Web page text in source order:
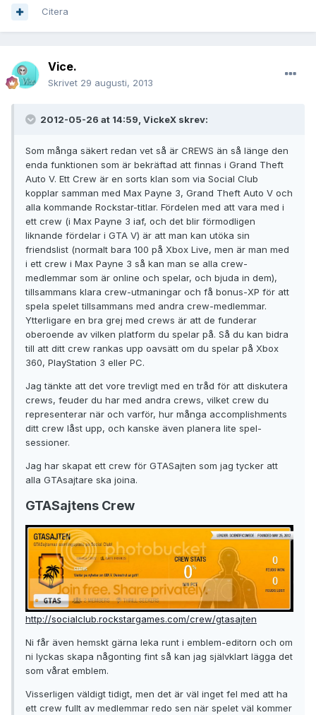
Citera
Vice.
Skrivet 29 augusti, 2013
2012-05-26 at 14:59, VickeX skrev:
Som många säkert redan vet så är CREWS än så länge den
enda funktionen som är bekräftad att finnas i Grand Theft
Auto V. Ett Crew är en sorts klan som via Social Club
kopplar samman med Max Payne 3, Grand Theft Auto V och
alla kommande Rockstar-titlar. Fördelen med att vara med i
ett crew (i Max Payne 3 iaf, och det blir förmodligen
liknande fördelar i GTA V) är att man kan utöka sin
friendslist (normalt bara 100 på Xbox Live, men är man med
i ett crew i Max Payne 3 så kan man se alla crew-
medlemmar som är online och spelar, och bjuda in dem),
tillsammans klara crew-utmaningar och få bonus-XP för att
spela spelet tillsammans med andra crew-medlemmar.
Ytterligare en bra grej med crews är att de funderar
oberoende av vilken platform du spelar på. Så du kan bidra
till att ditt crew rankas upp oavsätt om du spelar på Xbox
360, PlayStation 3 eller PC.
Jag tänkte att det vore trevligt med en tråd för att diskutera
crews, feuder du har med andra crews, vilket crew du
representerar när och varför, hur många accomplishments
ditt crew låst upp, och kanske även planera lite spel-
sessioner.
Jag har skapat ett crew för GTASajten som jag tycker att
alla GTAsajtare ska joina.
GTASajtens Crew
http://socialclub.rockstargames.com/crew/gtasajten
Ni får även hemskt gärna leka runt i emblem-editorn och om
ni lyckas skapa någonting fint så kan jag självklart lägga det
som vårat emblem.
Visserligen väldigt tidigt, men det är väl inget fel med att ha
ett crew fullt av medlemmar redo sen när spelet väl kommer